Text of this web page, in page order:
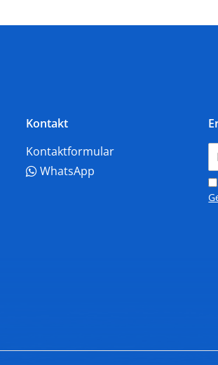
Kontakt
Kontaktformular
WhatsApp